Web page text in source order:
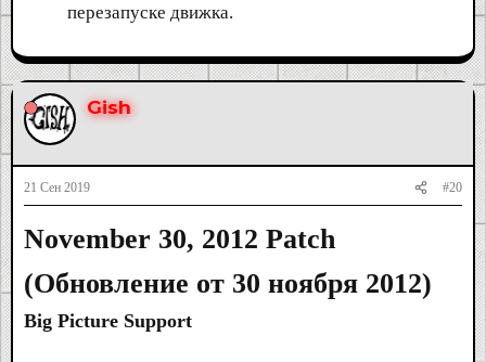
перезапуске движка.
Gish
21 Сен 2019 #20
November 30, 2012 Patch
(Обновление от 30 ноября 2012)
Big Picture Support